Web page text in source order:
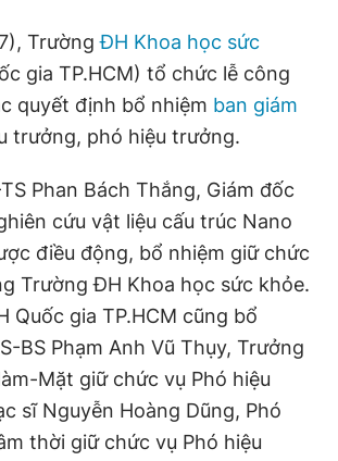
Liên hệ quảng cáo
0908 780 404
cáo RSS Tòa soạn Chính sách bảo
Ngọc Toàn
trực: Hải Thành
Lâm Hiếu Dũng
Trần Việt Hưng
Đức Trung
số 110/GP - BTTTT cấp ngày 24.3.2020
thuộc về Báo Thanh Niên. Cấm sao
thức nếu không có sự chấp thuận bằng văn
Technologies, JSC.
TrườngĐH Khoa học sức
gia TP.HCM) tổ chức lễ công
quyết định bổ nhiệm ban giám
trưởng, phó hiệu trưởng.
Phan Bách Thắng, Giám đốc
cứu vật liệu cấu trúc Nano
điều động, bổ nhiệm giữ chức
Trường ĐH Khoa học sức khỏe.
Quốc gia TP.HCM cũng bổ
BS Phạm Anh Vũ Thụy, Trưởng
Mặt giữ chức vụ Phó hiệu
sĩ Nguyễn Hoàng Dũng, Phó
thời giữ chức vụ Phó hiệu